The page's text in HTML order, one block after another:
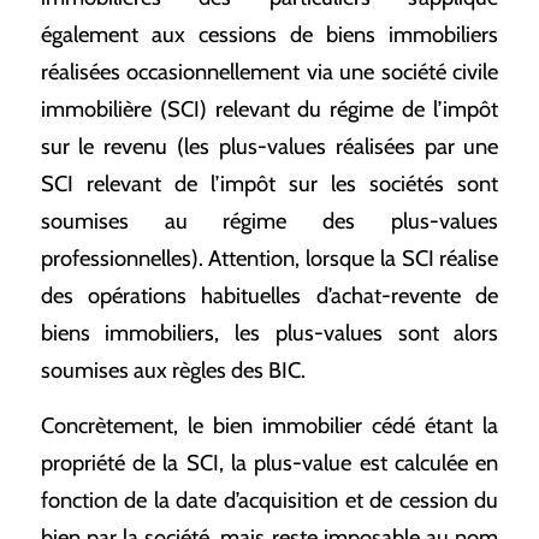
également aux cessions de biens immobiliers
réalisées occasionnellement via une société civile
immobilière (SCI) relevant du régime de l’impôt
sur le revenu (les plus-values réalisées par une
SCI relevant de l’impôt sur les sociétés sont
soumises au régime des plus-values
professionnelles). Attention, lorsque la SCI réalise
des opérations habituelles d’achat-revente de
biens immobiliers, les plus-values sont alors
soumises aux règles des BIC.
Concrètement, le bien immobilier cédé étant la
propriété de la SCI, la plus-value est calculée en
fonction de la date d’acquisition et de cession du